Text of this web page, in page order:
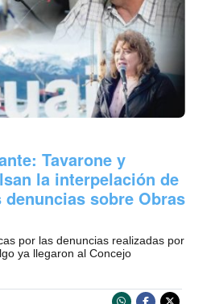
Tavarone y
la interpelación de
sobre Obras
por las denuncias realizadas por
ya llegaron al Concejo